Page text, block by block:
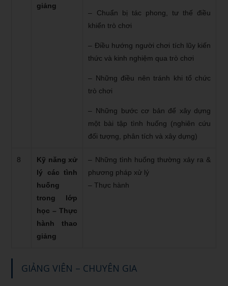
giảng
– Chuẩn bị tác phong, tư thế điều
khiển trò chơi
– Điều hướng người chơi tích lũy kiến
thức và kinh nghiệm qua trò chơi
– Những điều nên tránh khi tổ chức
trò chơi
– Những bước cơ bản để xây dựng
một bài tập tình huống (nghiên cứu
đối tượng, phân tích và xây dựng)
8
Kỹ năng xử
lý các tình
huống
trong lớp
học – Thực
hành thao
giảng
– Những tình huống thường xảy ra &
phương pháp xử lý
– Thực hành
GIẢNG VIÊN – CHUYÊN GIA